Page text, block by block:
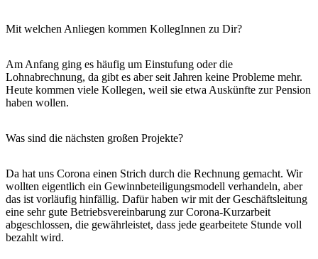
Mit welchen Anliegen kommen KollegInnen zu Dir?
Am Anfang ging es häufig um Einstufung oder die
Lohnabrechnung, da gibt es aber seit Jahren keine Probleme mehr.
Heute kommen viele Kollegen, weil sie etwa Auskünfte zur Pension
haben wollen.
Was sind die nächsten großen Projekte?
Da hat uns Corona einen Strich durch die Rechnung gemacht. Wir
wollten eigentlich ein Gewinnbeteiligungsmodell verhandeln, aber
das ist vorläufig hinfällig. Dafür haben wir mit der Geschäftsleitung
eine sehr gute Betriebsvereinbarung zur Corona-Kurzarbeit
abgeschlossen, die gewährleistet, dass jede gearbeitete Stunde voll
bezahlt wird.